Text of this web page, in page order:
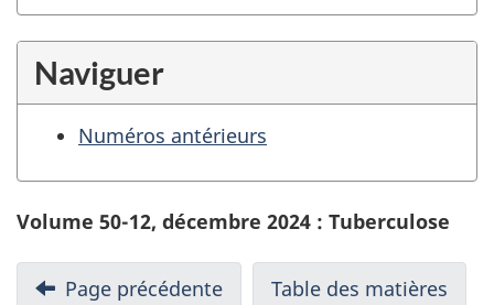
Naviguer
Numéros antérieurs
Volume 50-12, décembre 2024 : Tuberculose
Page précédente Table des matières